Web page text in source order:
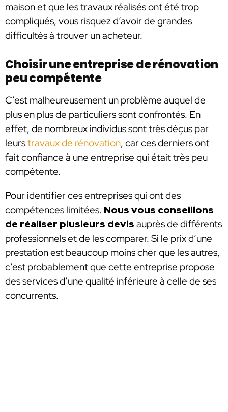
maison et que les travaux réalisés ont été trop
compliqués, vous risquez d’avoir de grandes
difficultés à trouver un acheteur.
Choisir une entreprise de rénovation
peu compétente
C’est malheureusement un problème auquel de
plus en plus de particuliers sont confrontés. En
effet, de nombreux individus sont très déçus par
leurstravaux de rénovation, car ces derniers ont
fait confiance à une entreprise qui était très peu
compétente.
Pour identifier ces entreprises qui ont des
compétences limitées. Nous vous conseillons
de réaliser plusieurs devis auprès de différents
professionnels et de les comparer. Si le prix d’une
prestation est beaucoup moins cher que les autres,
c’est probablement que cette entreprise propose
des services d’une qualité inférieure à celle de ses
concurrents.